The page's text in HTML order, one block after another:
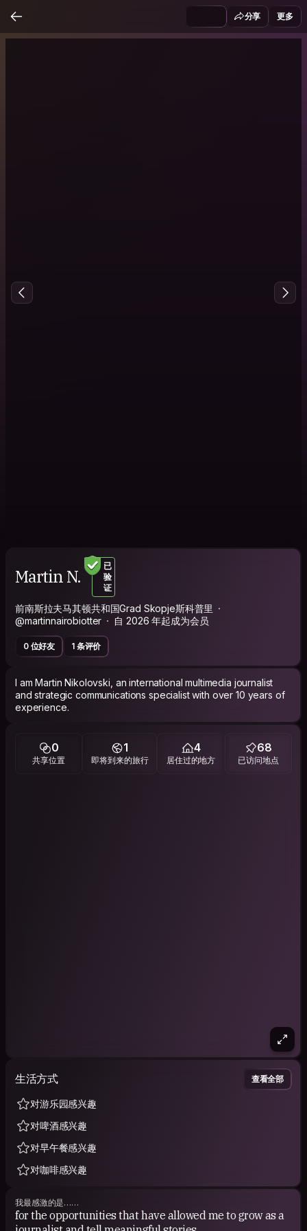
分享 更多
Martin N.
已
验
证
前南斯拉夫马其顿共和国Grad Skopje斯科普里
@martinnairobiotter
自 2026 年起成为会员
0 位好友 1 条评价
I am Martin Nikolovski, an international multimedia journalist
and strategic communications specialist with over 10 years of
experience.
0
共享位置
1
即将到来的旅行
4
居住过的地方
68
已访问地点
生活方式 查看全部
对游乐园感兴趣
对啤酒感兴趣
对早午餐感兴趣
对咖啡感兴趣
我最感激的是……
for the opportunities that have allowed me to grow as a